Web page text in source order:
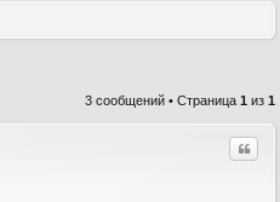
3 сообщений • Страница 1 из 1
Цитата